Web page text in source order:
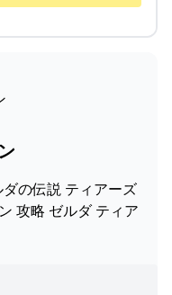
の伝説 ティアーズ
攻略 ゼルダ ティア